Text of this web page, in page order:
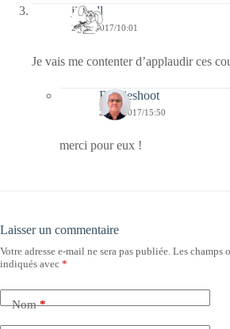
jill bill
22/05/2017/10:01
Je vais me contenter d’applaudir ces
Bernieshoot
23/05/2017/15:50
merci pour eux !
Laisser un commentaire
Votre adresse e-mail ne sera pas publiée. Les champs
indiqués avec *
Nom*